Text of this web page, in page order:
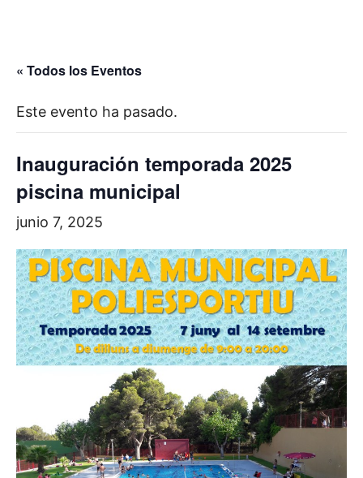
« Todos los Eventos
Este evento ha pasado.
Inauguración temporada 2025
piscina municipal
junio 7, 2025